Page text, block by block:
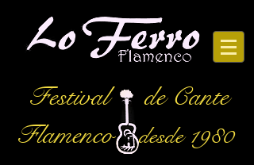
Festival
de Cante
Flamencodesde 1980